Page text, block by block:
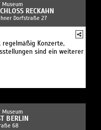
Museum
RECKAHN
Dorfstraße 27
Konzerte,
sind ein weiterer
Museum
BERLIN
68